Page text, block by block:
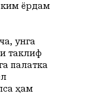
ким ёрдам
унга
таклиф
палатка
ҳам